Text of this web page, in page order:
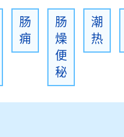
肠
痈
肠
燥
便
秘
潮
热